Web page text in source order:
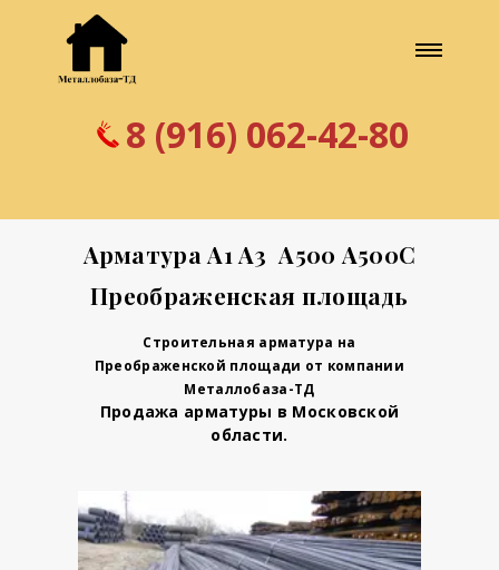
8 (916) 062-42-80
Арматура А1 А3 А500 А500С
Преображенская площадь
Строительная арматура на
Преображенской площади от компании
Металлобаза-ТД
Продажа арматуры в Московской
области.